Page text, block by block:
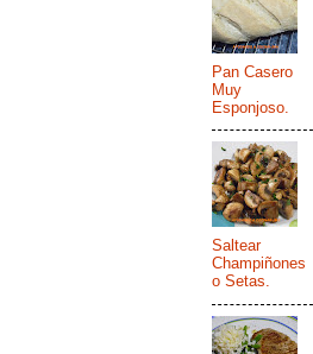
Pan Casero
Muy
Esponjoso.
Saltear
Champiñones
o Setas.